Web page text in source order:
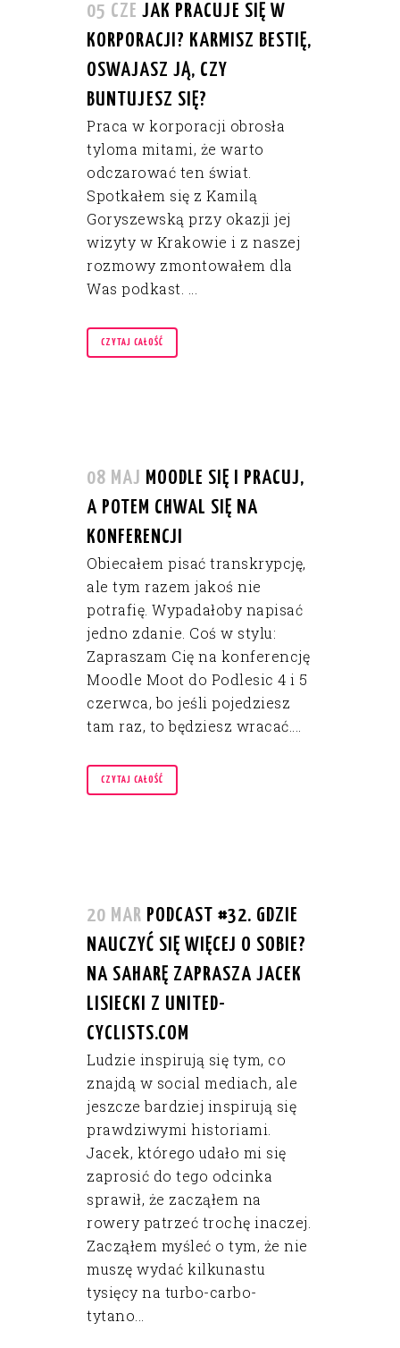
05 CZE JAK PRACUJE SIĘ W
KORPORACJI? KARMISZ BESTIĘ,
OSWAJASZ JĄ, CZY
BUNTUJESZ SIĘ?
Praca w korporacji obrosła
tyloma mitami, że warto
odczarować ten świat.
Spotkałem się z Kamilą
Goryszewską przy okazji jej
wizyty w Krakowie i z naszej
rozmowy zmontowałem dla
Was podkast. ...
CZYTAJ CAŁOŚĆ
08 MAJ MOODLE SIĘ I PRACUJ,
A POTEM CHWAL SIĘ NA
KONFERENCJI
Obiecałem pisać transkrypcję,
ale tym razem jakoś nie
potrafię. Wypadałoby napisać
jedno zdanie. Coś w stylu:
Zapraszam Cię na konferencję
Moodle Moot do Podlesic 4 i 5
czerwca, bo jeśli pojedziesz
tam raz, to będziesz wracać....
CZYTAJ CAŁOŚĆ
20 MAR PODCAST #32. GDZIE
NAUCZYĆ SIĘ WIĘCEJ O SOBIE?
NA SAHARĘ ZAPRASZA JACEK
LISIECKI Z UNITED-
CYCLISTS.COM
Ludzie inspirują się tym, co
znajdą w social mediach, ale
jeszcze bardziej inspirują się
prawdziwymi historiami.
Jacek, którego udało mi się
zaprosić do tego odcinka
sprawił, że zacząłem na
rowery patrzeć trochę inaczej.
Zacząłem myśleć o tym, że nie
muszę wydać kilkunastu
tysięcy na turbo-carbo-
tytano...